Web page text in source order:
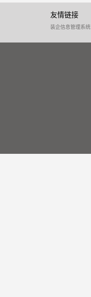
友情链接
装企信息管理系统